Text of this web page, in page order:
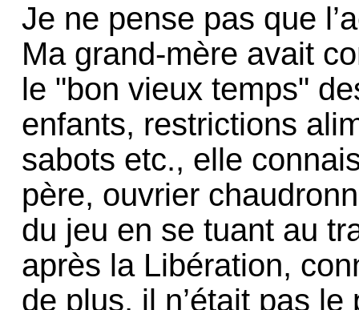
Je ne pense pas que
Ma grand-mère avait
le "bon vieux temps"
enfants, restrictions
sabots etc., elle
père, ouvrier
du jeu en se tuant au
après la Libération,
de plus, il n’était pas